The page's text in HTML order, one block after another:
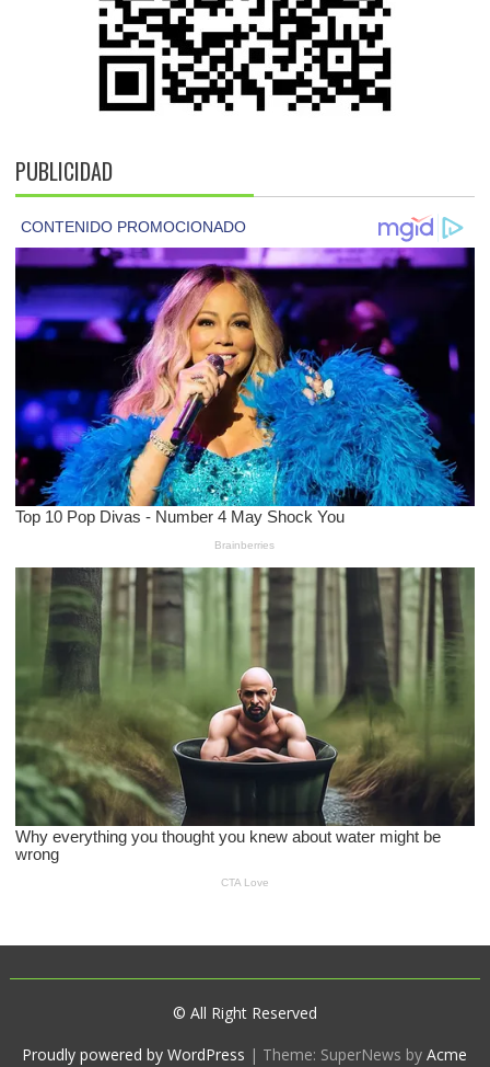
PUBLICIDAD
© All Right Reserved
Proudly powered by WordPress | Theme: SuperNews byAcme